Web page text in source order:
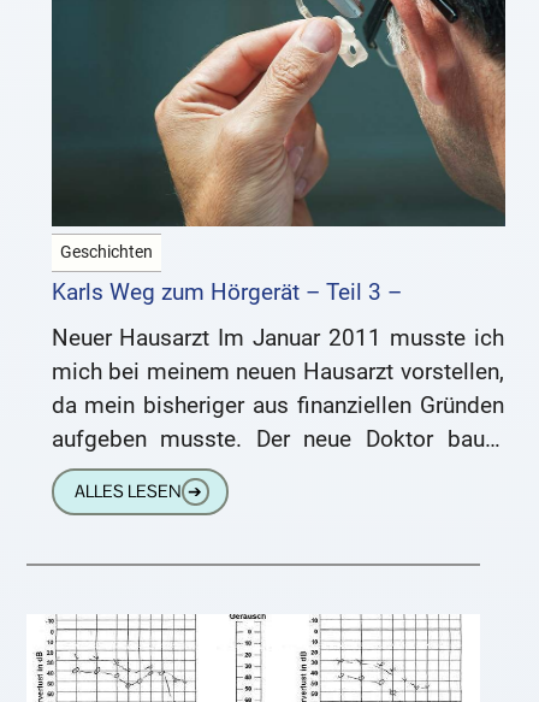
Geschichten
Karls Weg zum Hörgerät – Teil 3 –
Neuer Hausarzt Im Januar 2011 musste ich
mich bei meinem neuen Hausarzt vorstellen,
da mein bisheriger aus finanziellen Gründen
aufgeben musste. Der neue Doktor baute
letztendlich mein hohes Misstrauen gegen
ALLES LESEN ➔